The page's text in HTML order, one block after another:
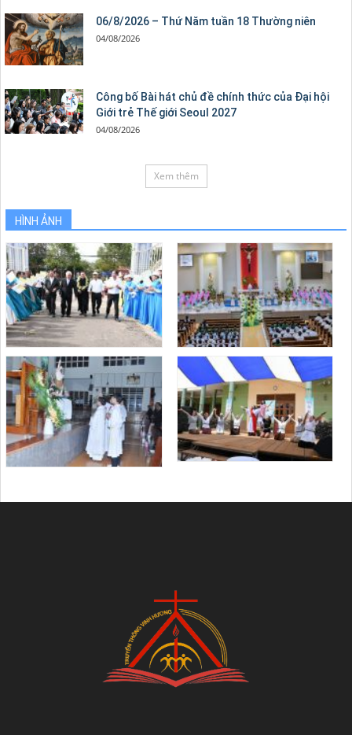
06/8/2026 – Thứ Năm tuần 18 Thường niên
04/08/2026
Công bố Bài hát chủ đề chính thức của Đại hội
Giới trẻ Thế giới Seoul 2027
04/08/2026
Xem thêm
HÌNH ẢNH